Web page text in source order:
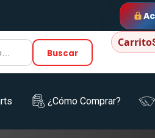
Buscar
Carrito
¿Cómo Comprar?